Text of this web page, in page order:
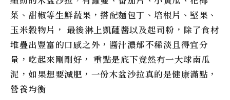
菜、甜椒等生鮮蔬果，搭配麵包丁、培根片、堅果、
玉米穀物片， 最後淋上凱薩醬以及起司粉，除了食材
堆疊出豐富的口感之外，醬汁濃郁不稀淡且得宜分
量，吃起來剛剛好， 重點是底下竟然有一大球南瓜
泥，如果想要減肥，一份木盆沙拉真的是健康滿點，
營養均衡